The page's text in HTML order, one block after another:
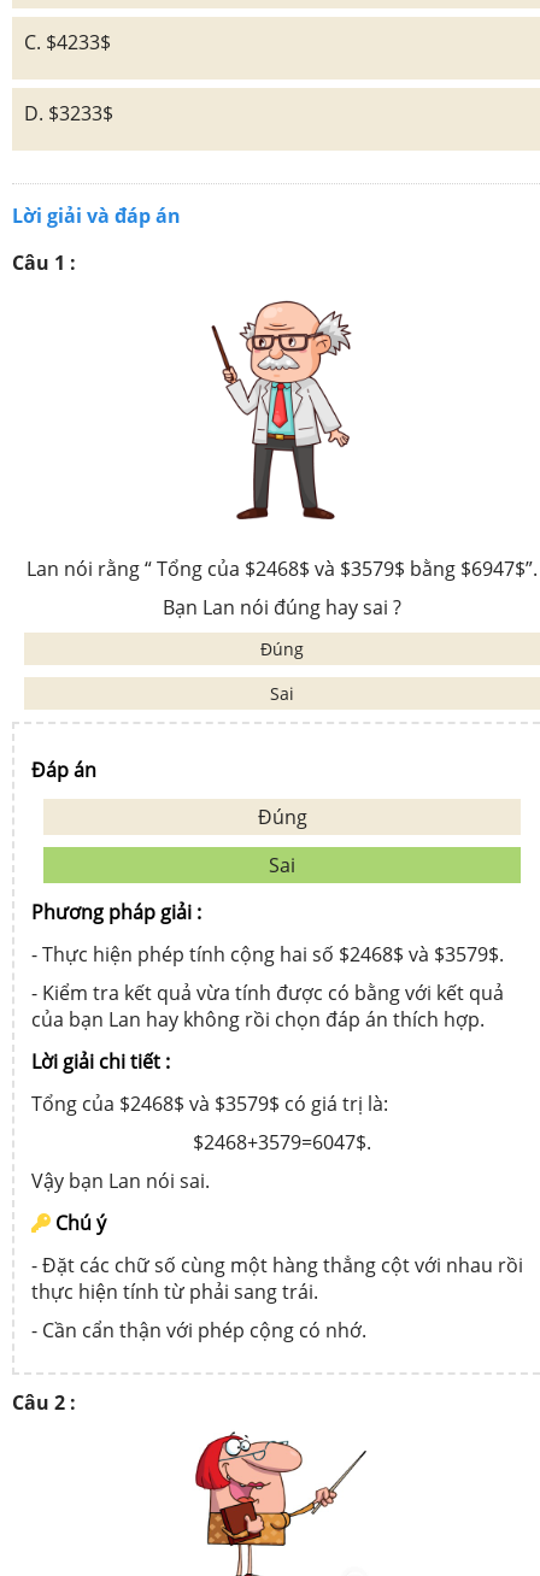
C. $4233$
D. $3233$
Lời giải và đáp án
Câu 1 :
Lan nói rằng “ Tổng của $2468$ và $3579$ bằng $6947$”.
Bạn Lan nói đúng hay sai ?
Đúng
Sai
Đáp án
Đúng
Sai
Phương pháp giải :
- Thực hiện phép tính cộng hai số $2468$ và $3579$.
- Kiểm tra kết quả vừa tính được có bằng với kết quả
của bạn Lan hay không rồi chọn đáp án thích hợp.
Lời giải chi tiết :
Tổng của $2468$ và $3579$ có giá trị là:
$2468+3579=6047$.
Vậy bạn Lan nói sai.
Chú ý
- Đặt các chữ số cùng một hàng thẳng cột với nhau rồi
thực hiện tính từ phải sang trái.
- Cần cẩn thận với phép cộng có nhớ.
Câu 2 :